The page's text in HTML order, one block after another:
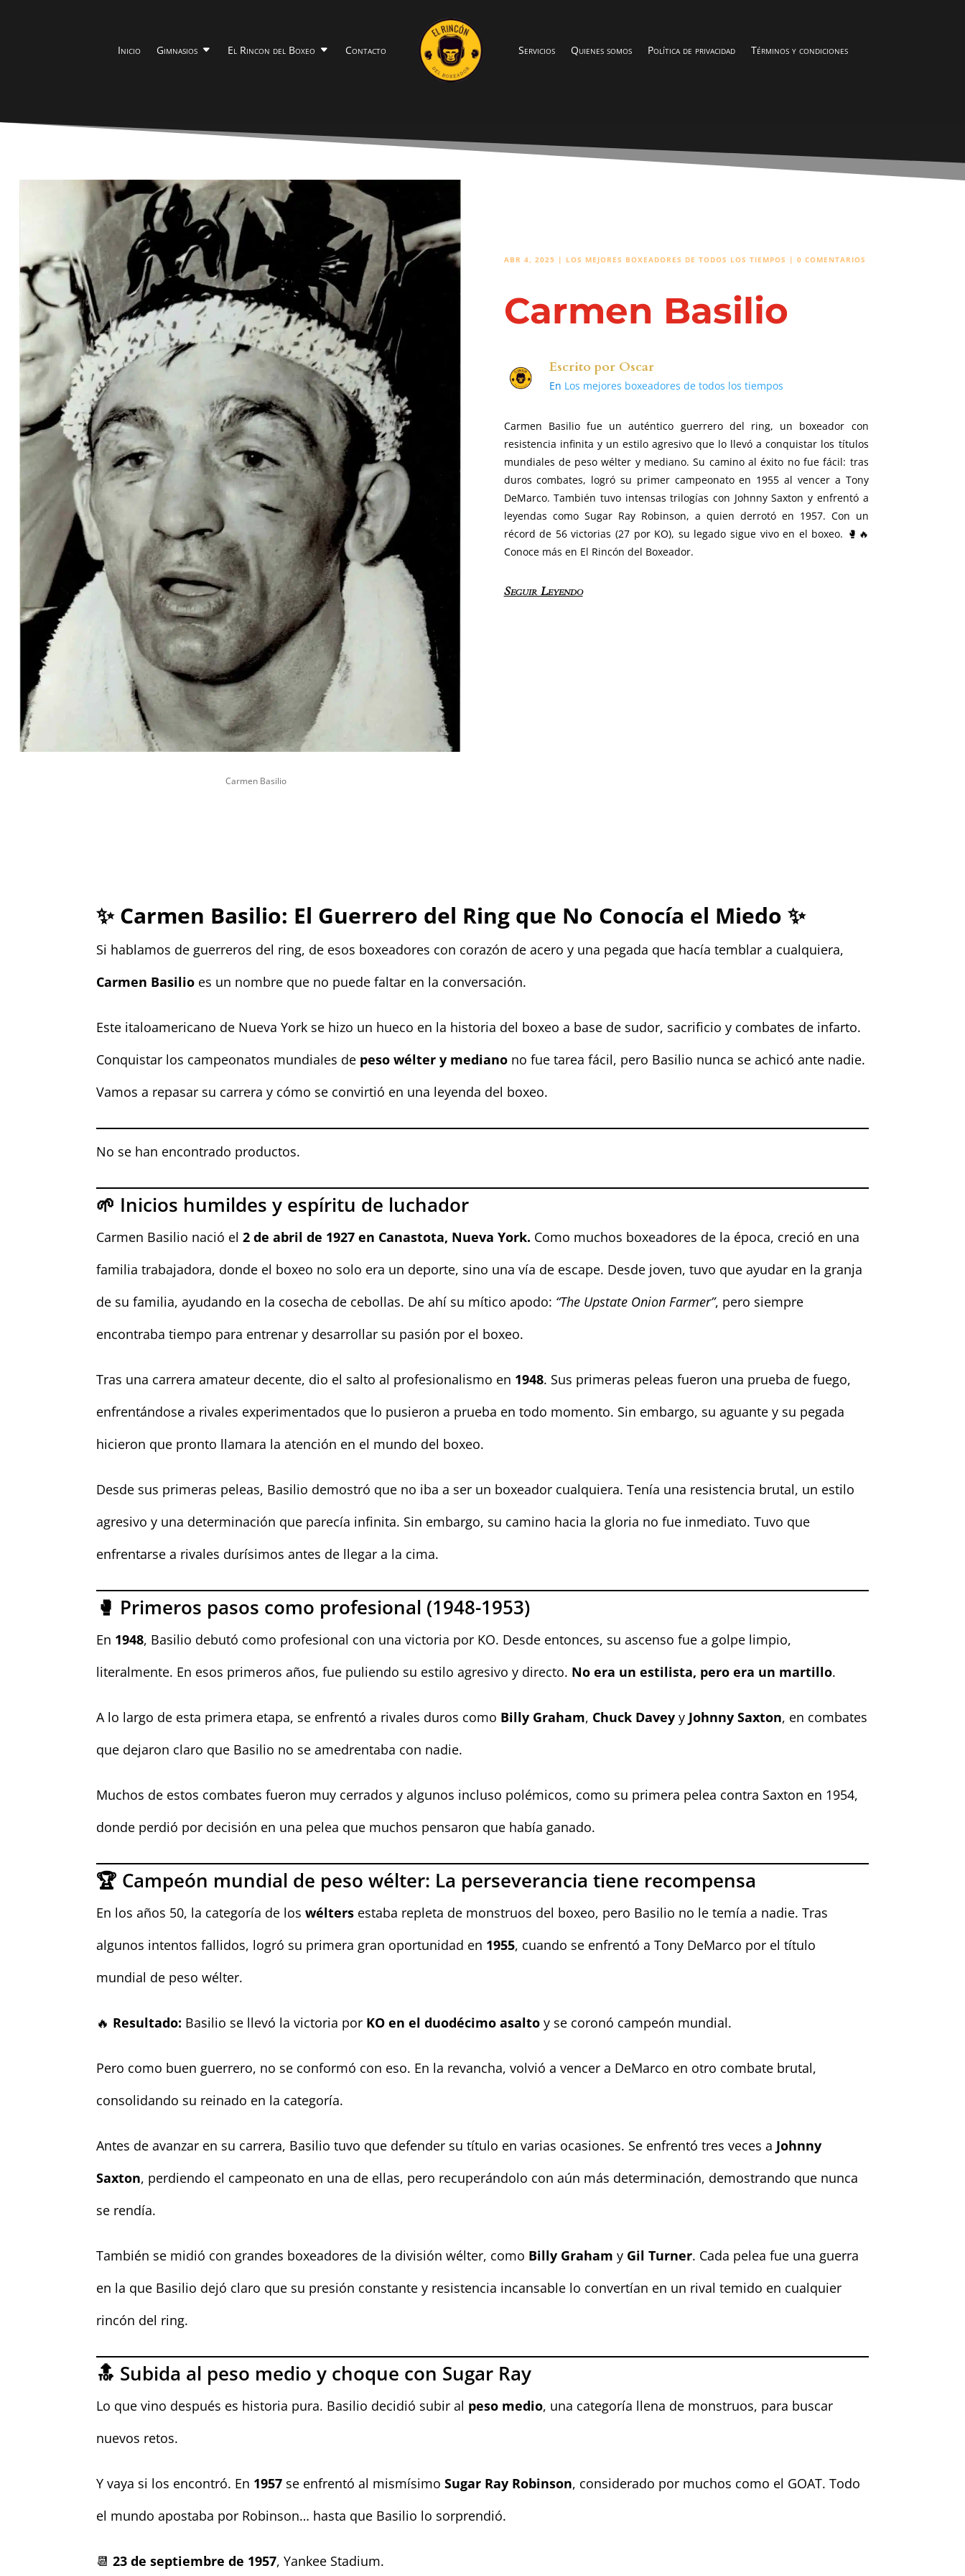
Inicio Gimnasios El Rincon del Boxeo Contacto Servicios Quienes somos Política de privacidad Términos y condiciones
Carmen Basilio
ABR 4, 2025 | LOS MEJORES BOXEADORES DE TODOS LOS TIEMPOS | 0 COMENTARIOS
Carmen Basilio
Escrito por Oscar
En Los mejores boxeadores de todos los tiempos
Carmen Basilio fue un auténtico guerrero del ring, un boxeador con
resistencia infinita y un estilo agresivo que lo llevó a conquistar los títulos
mundiales de peso wélter y mediano. Su camino al éxito no fue fácil: tras
duros combates, logró su primer campeonato en 1955 al vencer a Tony
DeMarco. También tuvo intensas trilogías con Johnny Saxton y enfrentó a
leyendas como Sugar Ray Robinson, a quien derrotó en 1957. Con un
récord de 56 victorias (27 por KO), su legado sigue vivo en el boxeo. 🥊🔥
Conoce más en El Rincón del Boxeador.
Seguir Leyendo
✨Carmen Basilio: El Guerrero del Ring que No Conocía el Miedo ✨
Si hablamos de guerreros del ring, de esos boxeadores con corazón de acero y una pegada que hacía temblar a cualquiera,
Carmen Basilio es un nombre que no puede faltar en la conversación.
Este italoamericano de Nueva York se hizo un hueco en la historia del boxeo a base de sudor, sacrificio y combates de infarto.
Conquistar los campeonatos mundiales de peso wélter y mediano no fue tarea fácil, pero Basilio nunca se achicó ante nadie.
Vamos a repasar su carrera y cómo se convirtió en una leyenda del boxeo.
No se han encontrado productos.
🌱 Inicios humildes y espíritu de luchador
Carmen Basilio nació el2 de abril de 1927 en Canastota, Nueva York. Como muchos boxeadores de la época, creció en una
familia trabajadora, donde el boxeo no solo era un deporte, sino una vía de escape. Desde joven, tuvo que ayudar en la granja
de su familia, ayudando en la cosecha de cebollas. De ahí su mítico apodo: “The Upstate Onion Farmer”, pero siempre
encontraba tiempo para entrenar y desarrollar su pasión por el boxeo.
Tras una carrera amateur decente, dio el salto al profesionalismo en 1948. Sus primeras peleas fueron una prueba de fuego,
enfrentándose a rivales experimentados que lo pusieron a prueba en todo momento. Sin embargo, su aguante y su pegada
hicieron que pronto llamara la atención en el mundo del boxeo.
Desde sus primeras peleas, Basilio demostró que no iba a ser un boxeador cualquiera. Tenía una resistencia brutal, un estilo
agresivo y una determinación que parecía infinita. Sin embargo, su camino hacia la gloria no fue inmediato. Tuvo que
enfrentarse a rivales durísimos antes de llegar a la cima.
🥊 Primeros pasos como profesional (1948-1953)
En 1948, Basilio debutó como profesional con una victoria por KO. Desde entonces, su ascenso fue a golpe limpio,
literalmente. En esos primeros años, fue puliendo su estilo agresivo y directo. No era un estilista, pero era un martillo.
A lo largo de esta primera etapa, se enfrentó a rivales duros como Billy Graham, Chuck Davey y Johnny Saxton, en combates
que dejaron claro que Basilio no se amedrentaba con nadie.
Muchos de estos combates fueron muy cerrados y algunos incluso polémicos, como su primera pelea contra Saxton en 1954,
donde perdió por decisión en una pelea que muchos pensaron que había ganado.
🏆 Campeón mundial de peso wélter: La perseverancia tiene recompensa
En los años 50, la categoría de loswélters estaba repleta de monstruos del boxeo, pero Basilio no le temía a nadie. Tras
algunos intentos fallidos, logró su primera gran oportunidad en 1955, cuando se enfrentó a Tony DeMarco por el título
mundial de peso wélter.
🔥 Resultado: Basilio se llevó la victoria por KO en el duodécimo asalto y se coronó campeón mundial.
Pero como buen guerrero, no se conformó con eso. En la revancha, volvió a vencer a DeMarco en otro combate brutal,
consolidando su reinado en la categoría.
Antes de avanzar en su carrera, Basilio tuvo que defender su título en varias ocasiones. Se enfrentó tres veces a Johnny
Saxton, perdiendo el campeonato en una de ellas, pero recuperándolo con aún más determinación, demostrando que nunca
se rendía.
También se midió con grandes boxeadores de la división wélter, como Billy Graham y Gil Turner. Cada pelea fue una guerra
en la que Basilio dejó claro que su presión constante y resistencia incansable lo convertían en un rival temido en cualquier
rincón del ring.
🔝 Subida al peso medio y choque con Sugar Ray
Lo que vino después es historia pura. Basilio decidió subir al peso medio, una categoría llena de monstruos, para buscar
nuevos retos.
Y vaya si los encontró. En 1957 se enfrentó al mismísimoSugar Ray Robinson, considerado por muchos como el GOAT. Todo
el mundo apostaba por Robinson… hasta que Basilio lo sorprendió.
📆23 de septiembre de 1957, Yankee Stadium.